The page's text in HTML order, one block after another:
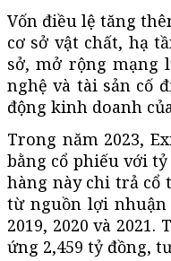
Vốn điều lệ tăng
cơ sở vật chất, hạ
sở, mở rộng mạng
nghệ và tài sản cố
động kinh doanh
Trong năm 2023,
bằng cổ phiếu với tỷ
hàng này chi trả cổ
từ nguồn lợi nhuận
2019, 2020 và
ứng 2,459 tỷ đồng,